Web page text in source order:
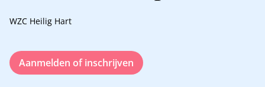
WZC Heilig Hart
Aanmelden of inschrijven